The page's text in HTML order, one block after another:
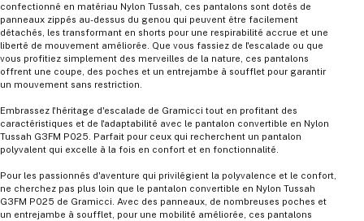
confectionné en matériau Nylon Tussah, ces pantalons sont dotés de
panneaux zippés au-dessus du genou qui peuvent être facilement
détachés, les transformant en shorts pour une respirabilité accrue et une
liberté de mouvement améliorée. Que vous fassiez de l'escalade ou que
vous profitiez simplement des merveilles de la nature, ces pantalons
offrent une coupe, des poches et un entrejambe à soufflet pour garantir
un mouvement sans restriction.
Embrassez l'héritage d'escalade de Gramicci tout en profitant des
caractéristiques et de l'adaptabilité avec le pantalon convertible en Nylon
Tussah G3FM P025. Parfait pour ceux qui recherchent un pantalon
polyvalent qui excelle à la fois en confort et en fonctionnalité.
Pour les passionnés d'aventure qui privilégient la polyvalence et le confort,
ne cherchez pas plus loin que le pantalon convertible en Nylon Tussah
G3FM P025 de Gramicci. Avec des panneaux, de nombreuses poches et
un entrejambe à soufflet, pour une mobilité améliorée, ces pantalons